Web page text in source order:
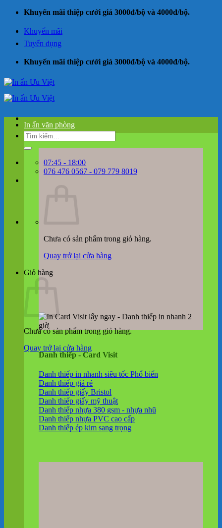
Khuyến mãi thiệp cưới giá 3000đ/bộ và 4000đ/bộ.
Khuyến mãi
Tuyển dụng
Khuyến mãi thiệp cưới giá 3000đ/bộ và 4000đ/bộ.
Tìm
kiếm:
07:45 - 18:00
076 476 0567 - 079 779 8019
Chưa có sản phẩm trong giỏ hàng.
Quay trở lại cửa hàng
Giỏ hàng
Chưa có sản phẩm trong giỏ hàng.
Quay trở lại cửa hàng
In ấn văn phòng
Danh thiếp - Card Visit
Danh thiếp in nhanh siêu tốc
Danh thiếp giá rẻ
Danh thiếp giấy Bristol
Danh thiếp giấy mỹ thuật
Danh thiếp nhựa 380 gsm - nhựa nhũ
Danh thiếp nhựa PVC cao cấp
Danh thiếp ép kim sang trọng